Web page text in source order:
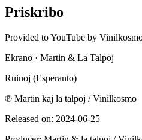
Priskribo
Provided to YouTube by
Ekrano · Martin & La Talpoj
Ruinoj (Esperanto)
℗ Martin kaj la talpoj / Vinilkosmo
Released on: 2024-06-25